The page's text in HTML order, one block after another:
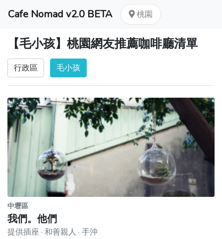
Cafe Nomad v2.0 BETA 桃園
【毛小孩】桃園網友推薦咖啡廳清單
行政區 毛小孩
中壢區
我們。他們
提供插座 · 和善親人 · 手沖